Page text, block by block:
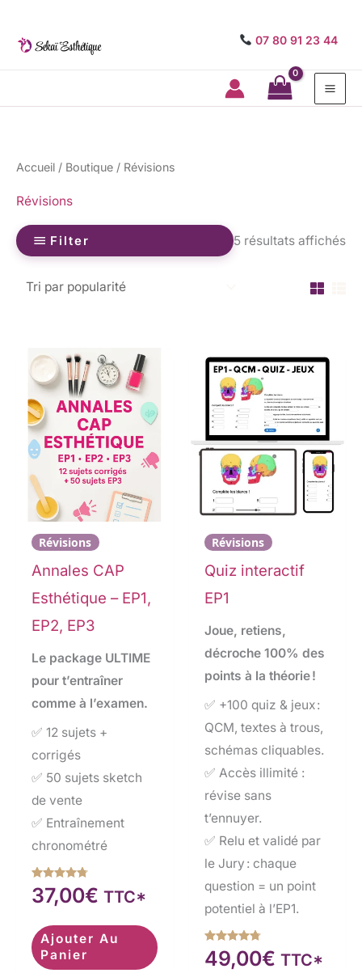
07 80 91 23 44
Accueil / Boutique / Révisions
Révisions
Filter 5 résultats affichés
Révisions
Annales CAP
Esthétique – EP1,
EP2, EP3
Le package ULTIME
pour t’entraîner
comme à l’examen.
✅ 12 sujets +
corrigés
✅ 50 sujets sketch
de vente
✅ Entraînement
chronométré
Note
4.67
sur 5
37,00€ TTC*
Ajouter Au
Panier
Révisions
Quiz interactif
EP1
Joue, retiens,
décroche 100% des
points à la théorie !
✅ +100 quiz & jeux :
QCM, textes à trous,
schémas cliquables.
✅ Accès illimité :
révise sans
t’ennuyer.
✅ Relu et validé par
le Jury : chaque
question = un point
potentiel à l’EP1.
Note
4.70
49,00€ TTC*